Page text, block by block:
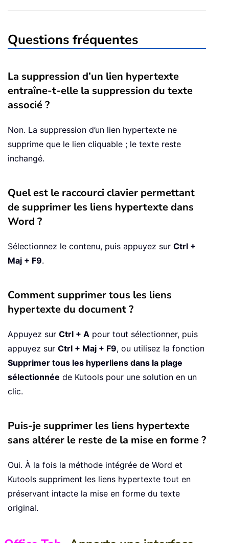
Questions fréquentes
La suppression d’un lien hypertexte
entraîne-t-elle la suppression du texte
associé ?
Non. La suppression d’un lien hypertexte ne
supprime que le lien cliquable ; le texte reste
inchangé.
Quel est le raccourci clavier permettant
de supprimer les liens hypertexte dans
Word ?
Sélectionnez le contenu, puis appuyez sur Ctrl +
Maj + F9.
Comment supprimer tous les liens
hypertexte du document ?
Appuyez sur Ctrl + A pour tout sélectionner, puis
appuyez sur Ctrl + Maj + F9, ou utilisez la fonction
Supprimer tous les hyperliens dans la plage
sélectionnée de Kutools pour une solution en un
clic.
Puis-je supprimer les liens hypertexte
sans altérer le reste de la mise en forme ?
Oui. À la fois la méthode intégrée de Word et
Kutools suppriment les liens hypertexte tout en
préservant intacte la mise en forme du texte
original.